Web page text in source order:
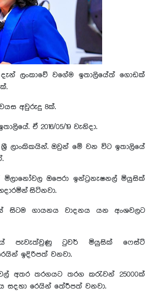
ලංකාවේ වගේම ඉතාලියේත් ගොඩක්
අවුරුදු 8ක්.
ඒ 2016/05/19 වැනිදා.
ලාංකිකයින්. ඔවුන් මේ වන විට ඉතාලියේ
ඔපෙරා ඉන්ට්‍රනැෂනල් මියුසික්
සිටිනවා.
සිටම ගායනය වාදනය යන අංශවලට
පැවැත්වුණු ටුවර් මියුසික් ෆෙස්ට්
ඉදිරිපත් වනවා.
අතර තරගයට තරග කරැවන් 25000ක්
සදහා රෙයින් තේරීපත් වනවා.